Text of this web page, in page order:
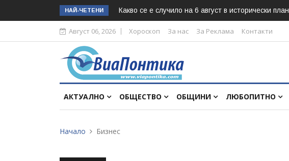
НАЙ-ЧЕТЕНИ Какво се е случило на 6 август в исторически план
Август 06, 2026 Хороскоп За нас За Реклама Контакти
АКТУАЛНО ОБЩЕСТВО ОБЩИНИ ЛЮБОПИТНО
Начало Бизнес